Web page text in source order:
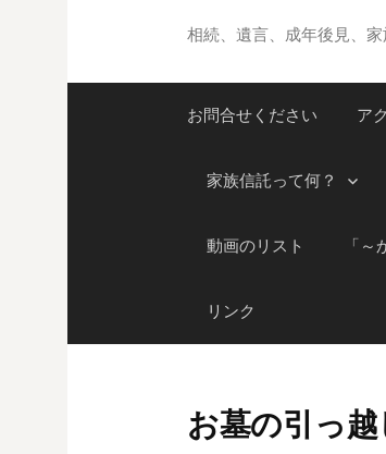
相続、遺言、成年後見、
お問合せください ア
家族信託って何？
動画のリスト 「
リンク
お墓の引っ越